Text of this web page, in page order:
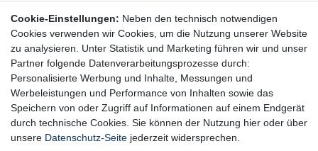
Widerrufsrecht
Bestellung widerrufen
Datenschutzerklärung
AGB
Impressum
Newsletter
Cookie-Einstellungen: Neben den technisch notwendigen
Cookies verwenden wir Cookies, um die Nutzung unserer Website
zu analysieren. Unter Statistik und Marketing führen wir und unser
Partner folgende Datenverarbeitungsprozesse durch:
Personalisierte Werbung und Inhalte, Messungen und
Werbeleistungen und Performance von Inhalten sowie das
Speichern von oder Zugriff auf Informationen auf einem Endgerät
durch technische Cookies. Sie können der Nutzung hier oder über
unsere Datenschutz-Seite jederzeit widersprechen.